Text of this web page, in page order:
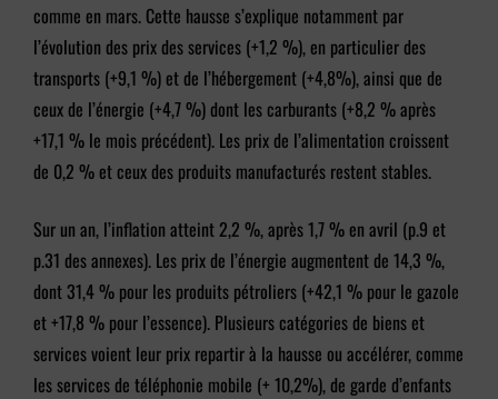
comme en mars. Cette hausse s’explique notamment par
l’évolution des prix des services (+1,2 %), en particulier des
transports (+9,1 %) et de l’hébergement (+4,8%), ainsi que de
ceux de l’énergie (+4,7 %) dont les carburants (+8,2 % après
+17,1 % le mois précédent). Les prix de l’alimentation croissent
de 0,2 % et ceux des produits manufacturés restent stables.
Sur un an, l’inflation atteint 2,2 %, après 1,7 % en avril (p.9 et
p.31 des annexes). Les prix de l’énergie augmentent de 14,3 %,
dont 31,4 % pour les produits pétroliers (+42,1 % pour le gazole
et +17,8 % pour l’essence). Plusieurs catégories de biens et
services voient leur prix repartir à la hausse ou accélérer, comme
les services de téléphonie mobile (+ 10,2%), de garde d’enfants